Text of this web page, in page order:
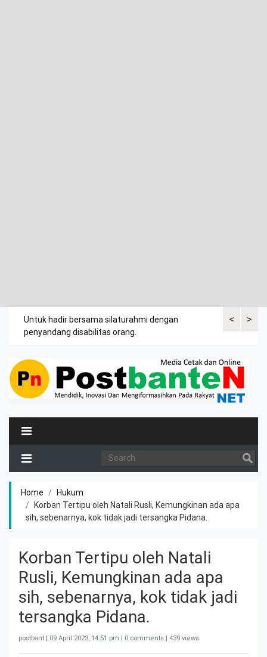
<
Untuk hadir bersama silaturahmi dengan
penyandang disabilitas orang.
Bupati>
Home
Hukum
Korban Tertipu oleh Natali Rusli, Kemungkinan ada apa
sih, sebenarnya, kok tidak jadi tersangka Pidana.
Korban Tertipu oleh Natali
Rusli, Kemungkinan ada apa
sih, sebenarnya, kok tidak jadi
tersangka Pidana.
postbant | 09 April 2023, 14:51 pm | 0 comments | 439 views